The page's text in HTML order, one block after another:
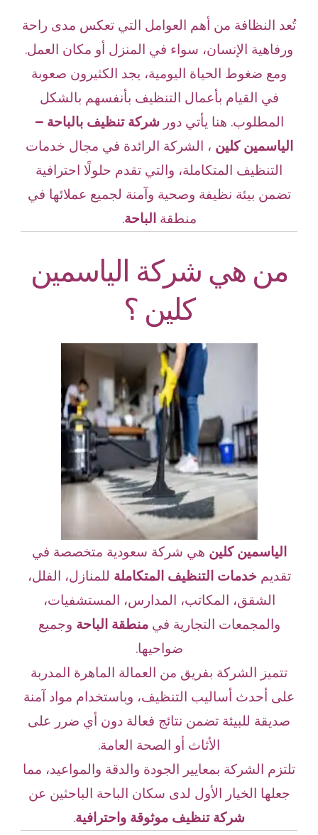
تُعد النظافة من أهم العوامل التي تعكس مدى راحة
ورفاهية الإنسان، سواء في المنزل أو مكان العمل.
ومع ضغوط الحياة اليومية، يجد الكثيرون صعوبة
في القيام بأعمال التنظيف بأنفسهم بالشكل
المطلوب. هنا يأتي دورشركة تنظيف بالباحة –
الياسمين كلين ، الشركة الرائدة في مجال خدمات
التنظيف المتكاملة، والتي تقدم حلولًا احترافية
تضمن بيئة نظيفة وصحية وآمنة لجميع عملائها في
منطقةالباحة.
من هي شركة الياسمين
كلين ؟
الياسمين كلين هي شركة سعودية متخصصة في
تقديمخدمات التنظيف المتكاملة للمنازل، الفلل،
الشقق، المكاتب، المدارس، المستشفيات،
والمجمعات التجارية فيمنطقة الباحة وجميع
ضواحيها.
تتميز الشركة بفريق من العمالة الماهرة المدربة
على أحدث أساليب التنظيف، وباستخدام مواد آمنة
صديقة للبيئة تضمن نتائج فعالة دون أي ضرر على
الأثاث أو الصحة العامة.
تلتزم الشركة بمعايير الجودة والدقة والمواعيد، مما
جعلها الخيار الأول لدى سكان الباحة الباحثين عن
شركة تنظيف موثوقة واحترافية.